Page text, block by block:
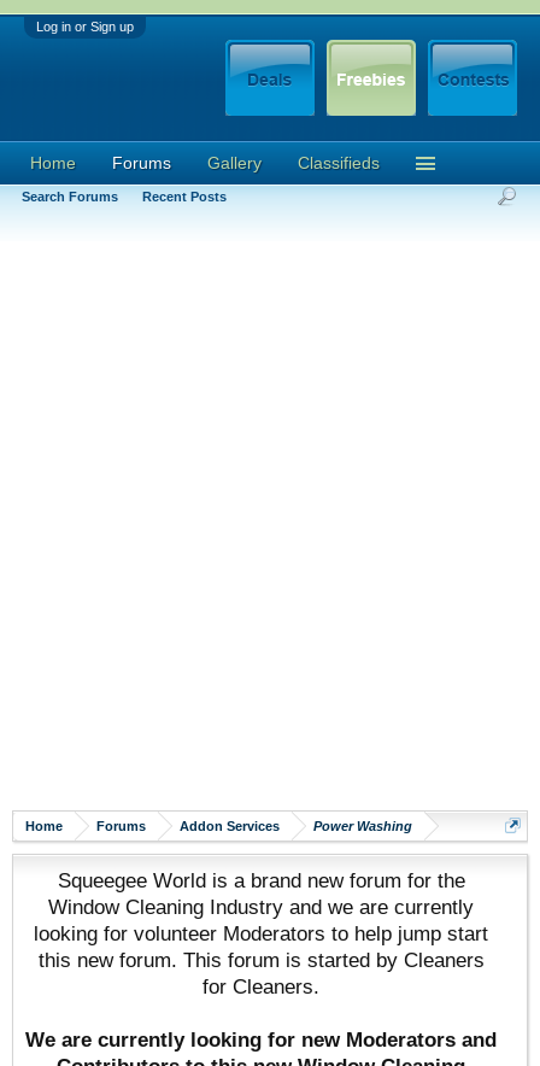
Log in or Sign up
Home Forums Addon Services Power Washing
Squeegee World is a brand new forum for the
Window Cleaning Industry and we are currently
looking for volunteer Moderators to help jump start
this new forum. This forum is started by Cleaners
for Cleaners.
We are currently looking for new Moderators and
Home Forums
Search Forums Recent Posts
Gallery Classifieds